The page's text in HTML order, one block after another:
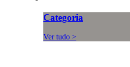
Categoria
Ver tudo >